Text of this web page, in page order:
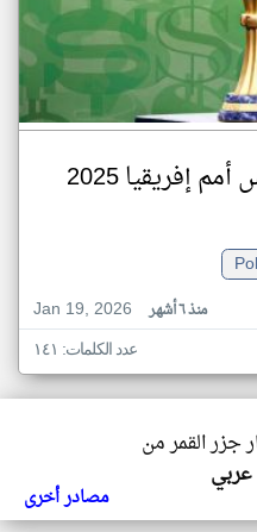
إفريقيا 2025
Jan 19, 2026
منذ ٦ أشهر
عدد الكلمات: ١٤١
جزر القمر من
مصادر أخرى